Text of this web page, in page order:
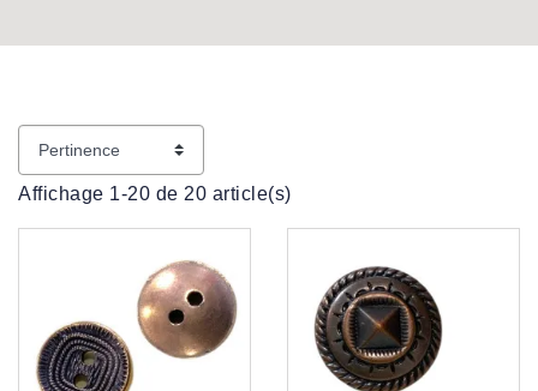
Affichage 1-20 de 20 article(s)